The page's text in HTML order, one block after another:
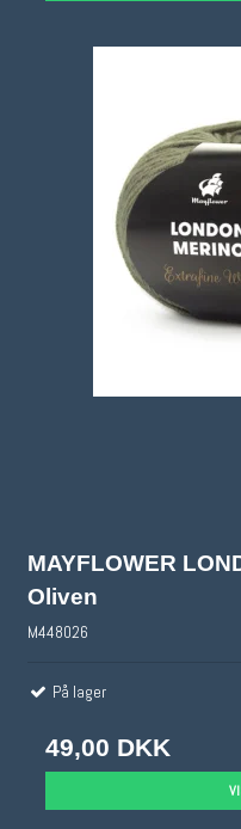
MAYFLOWER
Oliven
M448026
På lager
49,00 DKK